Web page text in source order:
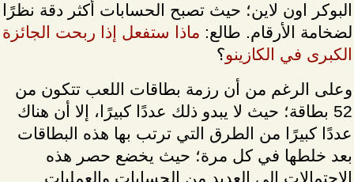
البوكر اون لاين؛ حيث تصبح الحسابات أكثر دقة نظرًا
لضخامة الأرقام. طالع: ماذا ستفعل إذا ربحت الجائزة
الكبرى في الكازينو؟
وعلى الرغم من أن رزمة بطاقات اللعب تتكون من
52 بطاقة؛ حيث لا يبدو ذلك عددًا كبيرًا، إلا أن هناك
عددًا كبيرًا من الطرق التي ترتب بها هذه البطاقات
بعد خلطها في كل مرة؛ حيث يخضع حصر هذه
الاحتمالات إلى العديد من الحسابات والعمليات